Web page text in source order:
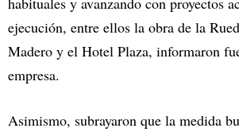
ejecución, entre ellos la obra de la
Madero y el Hotel Plaza, informaron
empresa.
Asimismo, subrayaron que la medida